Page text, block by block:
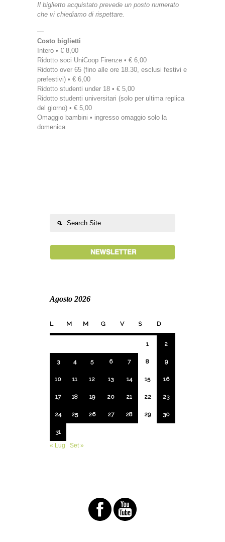
Il biglietto acquistato prevede un posto numerato
che vi chiediamo di rispettare.
—
Costo biglietti
Intero • € 8,00
Ridotto soci UniCoop Firenze • € 6,00
Ridotto over 65 (fino alle ore 18.30, esclusi festivi e
prefestivi) • € 6,00
Ridotto studenti under 18 • € 5,00
Ridotto studenti universitari (solo per ultima replica
del giorno) • € 5,00
Omaggio bambini • ingresso omaggio solo la
domenica
Agosto 2026
L M M G V S D
1 2
3 4 5 6 7 8 9
10 11 12 13 14 15 16
17 18 19 20 21 22 23
24 25 26 27 28 29 30
31
« Lug
Set »